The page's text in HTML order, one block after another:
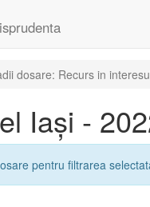
dosare: Recurs in
Iași -
pentru filtrarea